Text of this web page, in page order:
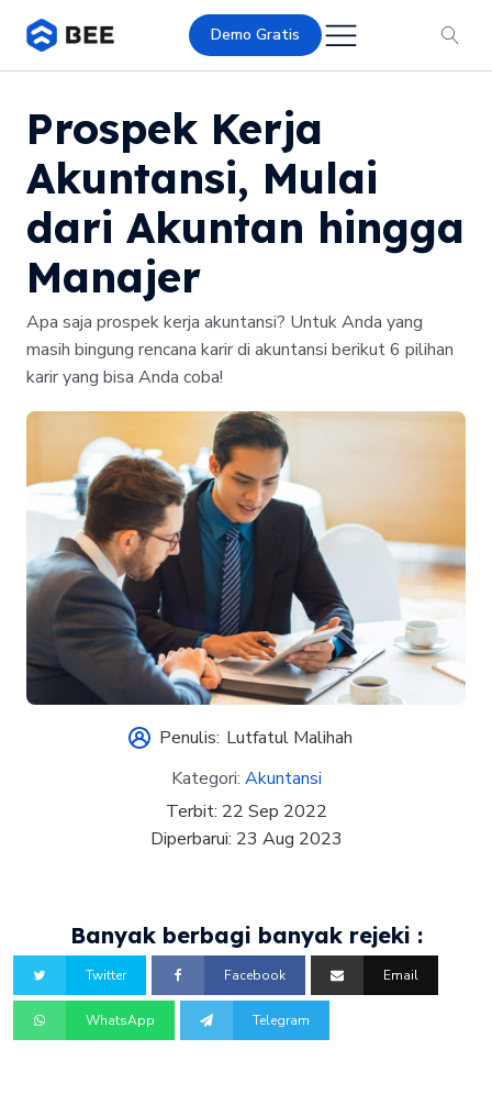
Demo Gratis
Prospek Kerja
Akuntansi, Mulai
dari Akuntan hingga
Manajer
Apa saja prospek kerja akuntansi? Untuk Anda yang
masih bingung rencana karir di akuntansi berikut 6 pilihan
karir yang bisa Anda coba!
Penulis: Lutfatul Malihah
Kategori: Akuntansi
Terbit: 22 Sep 2022
Diperbarui: 23 Aug 2023
Banyak berbagi banyak rejeki :
Twitter Facebook Email
WhatsApp Telegram